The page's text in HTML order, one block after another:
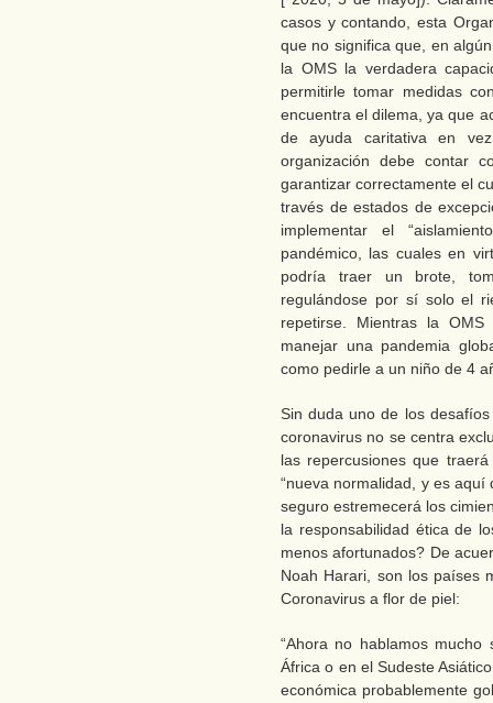
casos y contando, esta
que no significa que, en
la OMS la verdadera
permitirle tomar medidas
encuentra el dilema, ya que
de ayuda caritativa en
organización debe contar
garantizar correctamente el
través de estados de
implementar el
pandémico, las cuales en
podría traer un brote,
regulándose por sí solo el
repetirse. Mientras la
manejar una pandemia
como pedirle a un niño de 4
Sin duda uno de los
coronavirus no se centra
las repercusiones que
“nueva normalidad, y es
seguro estremecerá los
la responsabilidad ética de
menos afortunados? De
Noah Harari, son los países
Coronavirus a flor de piel:
“Ahora no hablamos
África o en el Sudeste
económica probablemente